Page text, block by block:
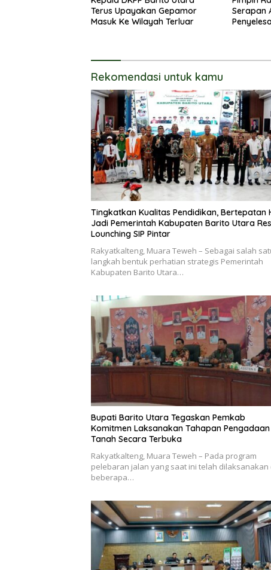
Terus Upayakan Gepamor
Masuk Ke Wilayah Terluar
Serapan
Rekomendasi untuk kamu
Tingkatkan Kualitas Pendidikan, Bertepatan
Jadi Pemerintah Kabupaten Barito Utara
Lounching SIP Pintar
Rakyatkalteng, Muara Teweh – Sebagai salah
langkah bentuk perhatian strategis Pemerintah
Kabupaten Barito Utara…
Bupati Barito Utara Tegaskan Pemkab
Komitmen Laksanakan Tahapan Pengadaan
Tanah Secara Terbuka
Rakyatkalteng, Muara Teweh – Pada program
pelebaran jalan yang saat ini telah dilaksanakan
beberapa…